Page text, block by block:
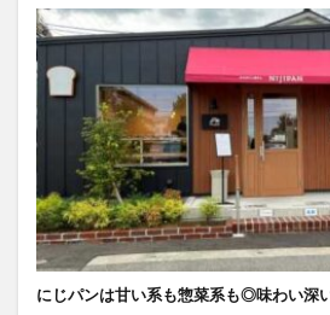
にじパンは甘い系も惣菜系も◎味わい深